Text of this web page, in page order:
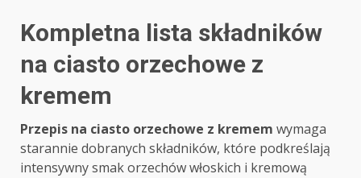
Kompletna lista składników
na ciasto orzechowe z
kremem
Przepis na ciasto orzechowe z kremem wymaga
starannie dobranych składników, które podkreślają
intensywny smak orzechów włoskich i kremową